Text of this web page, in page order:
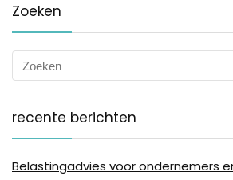
Zoeken
recente berichten
Belastingadvies voor ondernemers